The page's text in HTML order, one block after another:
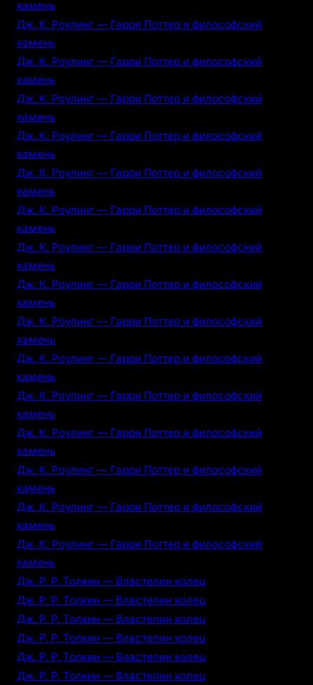
камень
Дж. К. Роулинг — Гарри Поттер и философский
камень
Дж. К. Роулинг — Гарри Поттер и философский
камень
Дж. К. Роулинг — Гарри Поттер и философский
камень
Дж. К. Роулинг — Гарри Поттер и философский
камень
Дж. К. Роулинг — Гарри Поттер и философский
камень
Дж. К. Роулинг — Гарри Поттер и философский
камень
Дж. К. Роулинг — Гарри Поттер и философский
камень
Дж. К. Роулинг — Гарри Поттер и философский
камень
Дж. К. Роулинг — Гарри Поттер и философский
камень
Дж. К. Роулинг — Гарри Поттер и философский
камень
Дж. К. Роулинг — Гарри Поттер и философский
камень
Дж. К. Роулинг — Гарри Поттер и философский
камень
Дж. К. Роулинг — Гарри Поттер и философский
камень
Дж. К. Роулинг — Гарри Поттер и философский
камень
Дж. К. Роулинг — Гарри Поттер и философский
камень
Дж. Р. Р. Толкин — Властелин колец
Дж. Р. Р. Толкин — Властелин колец
Дж. Р. Р. Толкин — Властелин колец
Дж. Р. Р. Толкин — Властелин колец
Дж. Р. Р. Толкин — Властелин колец
Дж. Р. Р. Толкин — Властелин колец